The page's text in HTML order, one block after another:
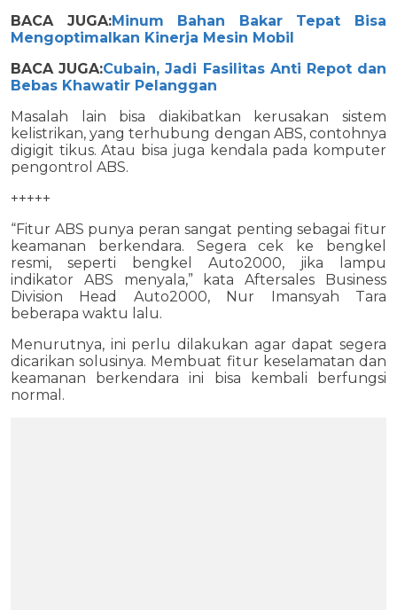
BACA JUGA:Minum Bahan Bakar Tepat Bisa
Mengoptimalkan Kinerja Mesin Mobil
BACA JUGA:Cubain, Jadi Fasilitas Anti Repot dan
Bebas Khawatir Pelanggan
Masalah lain bisa diakibatkan kerusakan sistem
kelistrikan, yang terhubung dengan ABS, contohnya
digigit tikus. Atau bisa juga kendala pada komputer
pengontrol ABS.
+++++
“Fitur ABS punya peran sangat penting sebagai fitur
keamanan berkendara. Segera cek ke bengkel
resmi, seperti bengkel Auto2000, jika lampu
indikator ABS menyala,” kata Aftersales Business
Division Head Auto2000, Nur Imansyah Tara
beberapa waktu lalu.
Menurutnya, ini perlu dilakukan agar dapat segera
dicarikan solusinya. Membuat fitur keselamatan dan
keamanan berkendara ini bisa kembali berfungsi
normal.